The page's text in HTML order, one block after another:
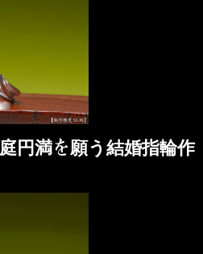
円満を願う結婚指輪作